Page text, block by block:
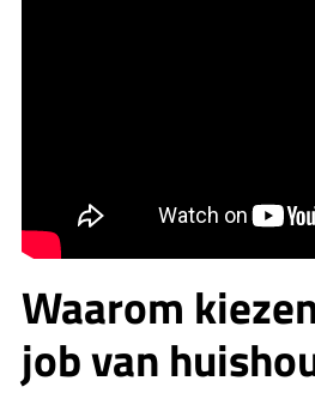
Waarom
job van